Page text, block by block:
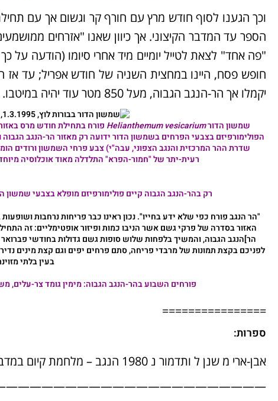
וכך הגענו לסוף חודש מרץ עם חורף קר וגשום אך עם
הספר עד המדבר הקיצוני. אך כיוון שאנו "אזרחים
"פה אחד" לצאת לטייל יומיים מיד אחרי סיומו (הודעה על
חופש פסח, היינו במחצית השניה של חודש אפריל; עד אז
יקמלו אך הר-הנגב הגבוה, מעל 850 מטר עוד יהיה במיטבו.
שמשון הדורHelianthemum vesicarium
הפולימורפיזם בצבעי הפרחים בשמשון הדורידועה רק מאזור הר-הנגב
שדרת ההר המרכזית והנגב הצפוני, עבה"י) צבע פרחי השמשון ורודים
רעית-יתר של "חמור-הפרא" התלדלה מאוד אוכלוסיה
רק בהר-הנגב הגבוה קיים פולימורפיזם מופלא בצבעישמשון
הר]הנגב הגבוה, והמשיך בלפחות שלוש סופות גשם גדולות בחודשי
לפניכם בקצת תמונות של מרבדי פריחה, סתם פרחים יפים וגם קצת מינים
בעין בלתי
פורחים השבוע בהר-הנגב הגבוה: מימיןגומד צר-עלים,
================
ספרות:
אבן-ארי מ שנן ל ותדמור נ 1980 הנגב – מלחמת קיום במדבר. מוסד ביאליק, ירושלים.